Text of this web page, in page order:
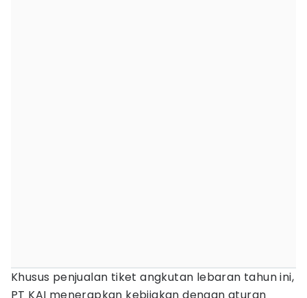
Khusus penjualan tiket angkutan lebaran tahun ini,